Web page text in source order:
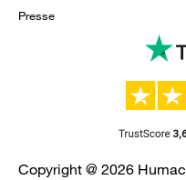
Presse
Copyright @ 2026 Humac